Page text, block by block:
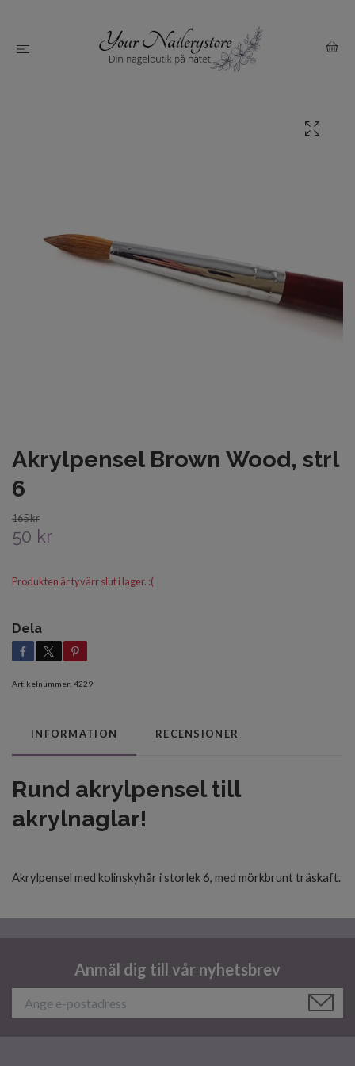
Akrylpensel Brown Wood, strl
6
165 kr
50 kr
Produkten är tyvärr slut i lager. :(
Dela
Artikelnummer: 4229
INFORMATION RECENSIONER
Rund akrylpensel till
akrylnaglar!
Akrylpensel med kolinskyhår i storlek 6, med mörkbrunt träskaft.
Anmäl dig till vår nyhetsbrev